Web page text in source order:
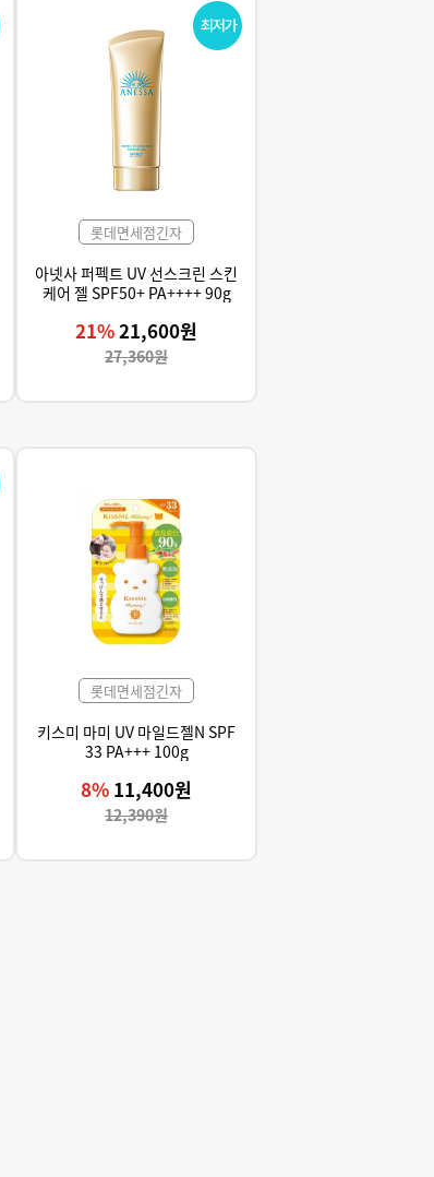
롯데면세점긴자
아넷사 퍼펙트 UV 선스크린 스킨
케어 젤 SPF50+ PA++++ 90g
21%21,600원
27,360원
롯데면세점긴자
키스미 마미 UV 마일드젤N SPF
33 PA+++ 100g
8% 11,400원
12,390원